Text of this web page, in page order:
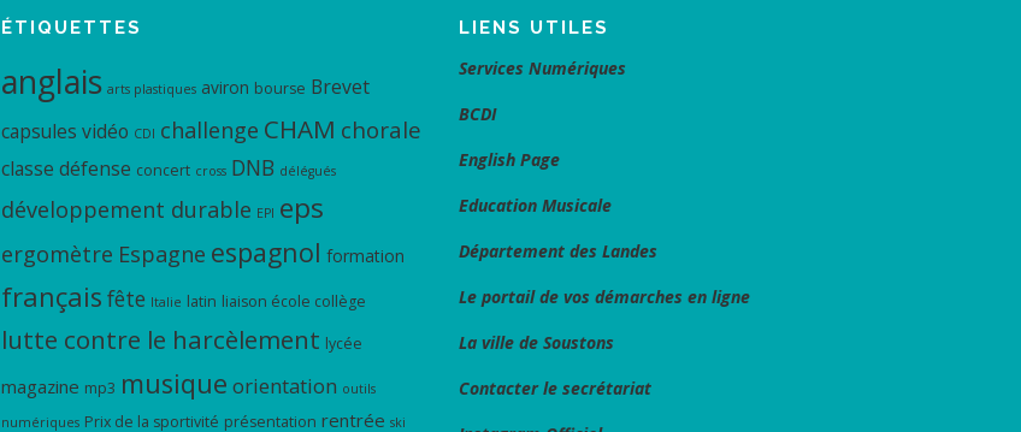
ÉTIQUETTES
anglais arts plastiques aviron bourse Brevet
capsules vidéo CDI challenge CHAM chorale
classe défense concert cross DNB délégués
développement durable EPI eps
ergomètre Espagne espagnol formation
français fête Italie latin liaison école collège
lutte contre le harcèlement lycée
magazine mp3 musique orientation outils
numériques Prix de la sportivité présentation rentrée ski
LIENS UTILES
Services Numériques
BCDI
English Page
Education Musicale
Département des Landes
Le portail de vos démarches en ligne
La ville de Soustons
Contacter le secrétariat